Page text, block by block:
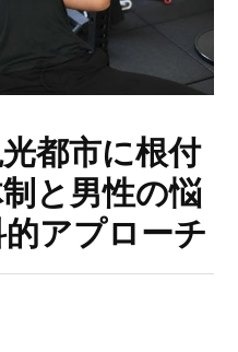
都市に根付
と男性の悩
アプローチ